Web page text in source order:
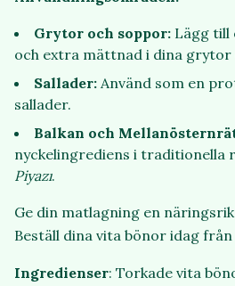
Grytor och soppor: Lägg till
och extra mättnad i dina grytor
Sallader: Använd som en
sallader.
Balkan och
nyckelingrediens i traditionella
Piyazı.
Ge din matlagning en
Beställ dina vita bönor idag
Ingredienser: Torkade vita